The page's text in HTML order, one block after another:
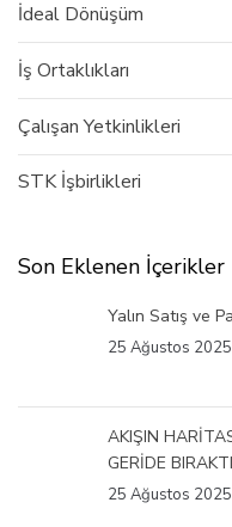
İdeal Dönüşüm
İş Ortaklıkları
Çalışan Yetkinlikleri
STK İşbirlikleri
Son Eklenen İçerikler
Yalın Satış ve
25 Ağustos 2025
AKIŞIN
GERİDE
25 Ağustos 2025